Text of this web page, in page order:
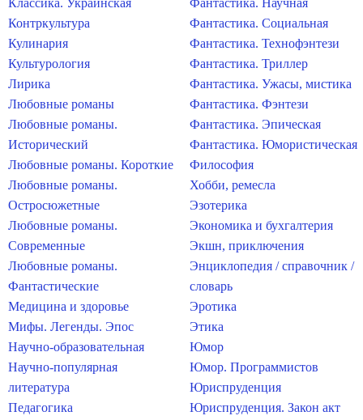
Классика. Украинская
Контркультура
Кулинария
Культурология
Лирика
Любовные романы
Любовные романы.
Исторический
Любовные романы. Короткие
Любовные романы.
Остросюжетные
Любовные романы.
Современные
Любовные романы.
Фантастические
Медицина и здоровье
Мифы. Легенды. Эпос
Научно-образовательная
Научно-популярная
литература
Педагогика
Фантастика. Научная
Фантастика. Социальная
Фантастика. Технофэнтези
Фантастика. Триллер
Фантастика. Ужасы, мистика
Фантастика. Фэнтези
Фантастика. Эпическая
Фантастика. Юмористическая
Философия
Хобби, ремесла
Эзотерика
Экономика и бухгалтерия
Экшн, приключения
Энциклопедия / справочник /
словарь
Эротика
Этика
Юмор
Юмор. Программистов
Юриспруденция
Юриспруденция. Закон акт